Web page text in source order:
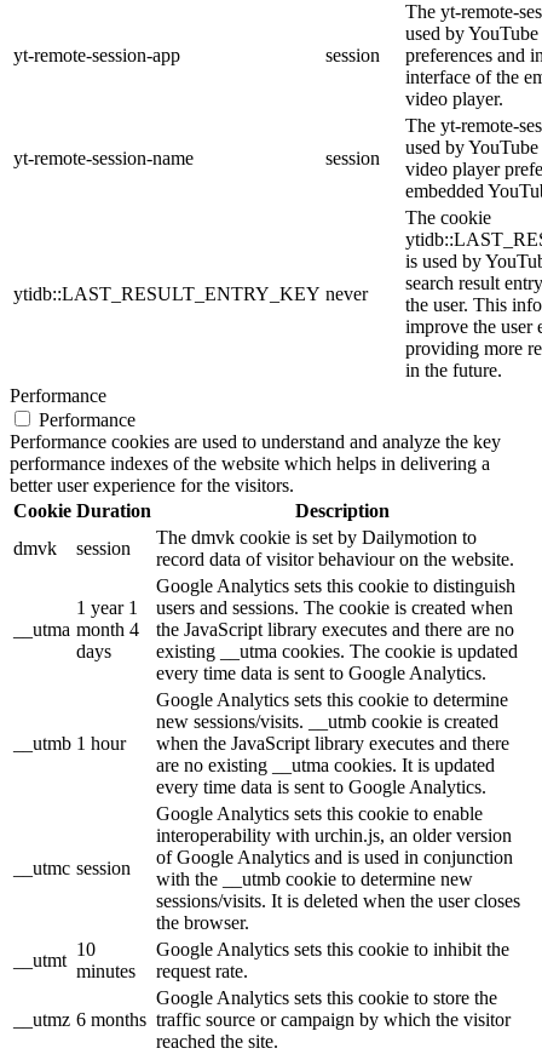
yt-remote-session-app session
The yt-remote-
used by
preferences and
interface of the
video player.
yt-remote-session-name session
The yt-remote-
used by
video player
embedded
ytidb::LAST_RESULT_ENTRY_KEY never
The cookie
is used by
search result
the user. This
improve the user
providing more
in the future.
Performance
Performance
Performance cookies are used to understand and analyze the key
performance indexes of the website which helps in delivering a
better user experience for the visitors.
Cookie Duration
Description
dmvk
session
The dmvk cookie is set by Dailymotion to
record data of visitor behaviour on the website.
__utma
1 year 1
month 4
days
Google Analytics sets this cookie to distinguish
users and sessions. The cookie is created when
the JavaScript library executes and there are no
existing __utma cookies. The cookie is updated
every time data is sent to Google Analytics.
__utmb 1 hour
Google Analytics sets this cookie to determine
new sessions/visits. __utmb cookie is created
when the JavaScript library executes and there
are no existing __utma cookies. It is updated
every time data is sent to Google Analytics.
__utmc session
Google Analytics sets this cookie to enable
interoperability with urchin.js, an older version
of Google Analytics and is used in conjunction
with the __utmb cookie to determine new
sessions/visits. It is deleted when the user closes
the browser.
__utmt
10
minutes
Google Analytics sets this cookie to inhibit the
request rate.
__utmz 6 months
Google Analytics sets this cookie to store the
traffic source or campaign by which the visitor
reached the site.